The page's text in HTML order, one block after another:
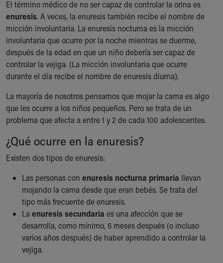
Ronald McDonald House Care Mobile
Health Centers
Symptom Checker
Financial Services
Price Estimates
Family Supports
Sports Health Services Provider for Akron Zips
Find a Pediatrics Location
Find a Pediatrician
MyChart
Make an Appointment
Child Passenger Safety
Safe Sleep
About Akron Children's Pediatrics
Who We Are
Building a Brighter Future
Our Mission, Vision, Promise
Calendar of Events
Community Mission
El término médico de no ser capaz de controlar la orina es
enuresis. A veces, la enuresis también recibe el nombre de
micción involuntaria. La enuresis nocturna es la micción
involuntaria que ocurre por la noche mientras se duerme,
después de la edad en que un niño debería ser capaz de
controlar la vejiga. (La micción involuntaria que ocurre
durante el día recibe el nombre de enuresis diurna).
La mayoría de nosotros pensamos que mojar la cama es algo
que les ocurre a los niños pequeños. Pero se trata de un
problema que afecta a entre 1 y 2 de cada 100 adolescentes.
¿Qué ocurre en la enuresis?
Existen dos tipos de enuresis:
Las personas con enuresis nocturna primaria llevan
mojando la cama desde que eran bebés. Se trata del
tipo más frecuente de enuresis.
La enuresis secundaria es una afección que se
desarrolla, como mínimo, 6 meses después (o incluso
varios años después) de haber aprendido a controlar la
vejiga.